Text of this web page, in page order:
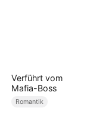
Verführt vom
Mafia-Boss
Romantik